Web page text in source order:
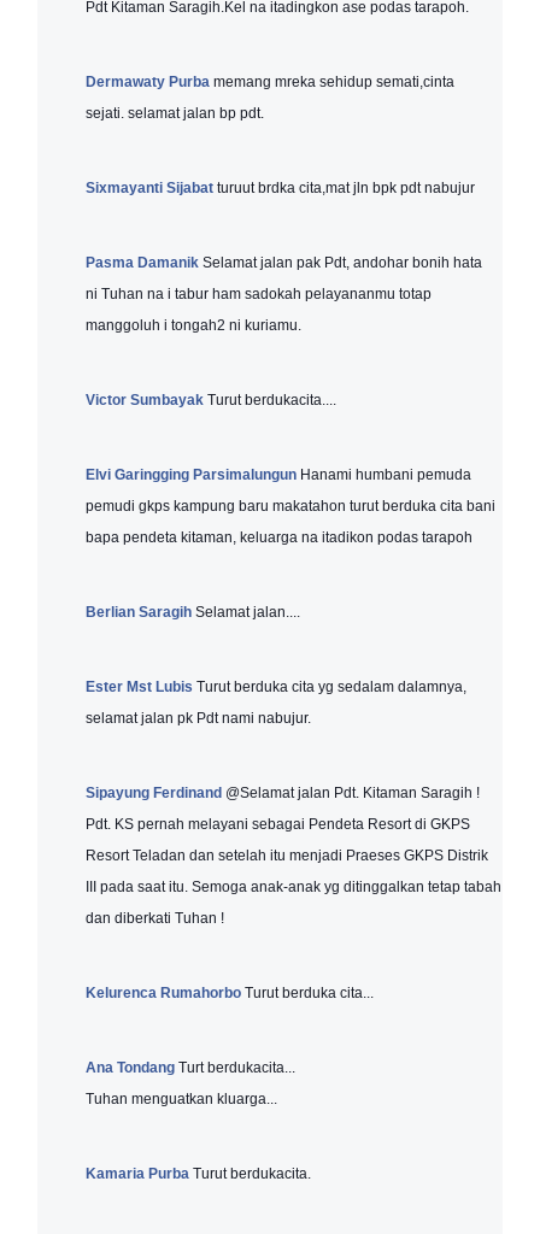
Pdt Kitaman Saragih.Kel na itadingkon ase podas tarapoh.
Dermawaty Purba memang mreka sehidup semati,cinta
sejati. selamat jalan bp pdt.
Sixmayanti Sijabat turuut brdka cita,mat jln bpk pdt nabujur
Pasma Damanik Selamat jalan pak Pdt, andohar bonih hata
ni Tuhan na i tabur ham sadokah pelayananmu totap
manggoluh i tongah2 ni kuriamu.
Victor Sumbayak Turut berdukacita....
Elvi Garingging Parsimalungun Hanami humbani pemuda
pemudi gkps kampung baru makatahon turut berduka cita bani
bapa pendeta kitaman, keluarga na itadikon podas tarapoh
Berlian Saragih Selamat jalan....
Ester Mst Lubis Turut berduka cita yg sedalam dalamnya,
selamat jalan pk Pdt nami nabujur.
Sipayung Ferdinand @Selamat jalan Pdt. Kitaman Saragih !
Pdt. KS pernah melayani sebagai Pendeta Resort di GKPS
Resort Teladan dan setelah itu menjadi Praeses GKPS Distrik
III pada saat itu. Semoga anak-anak yg ditinggalkan tetap tabah
dan diberkati Tuhan !
Kelurenca Rumahorbo Turut berduka cita...
Ana Tondang Turt berdukacita...
Tuhan menguatkan kluarga...
Kamaria Purba Turut berdukacita.